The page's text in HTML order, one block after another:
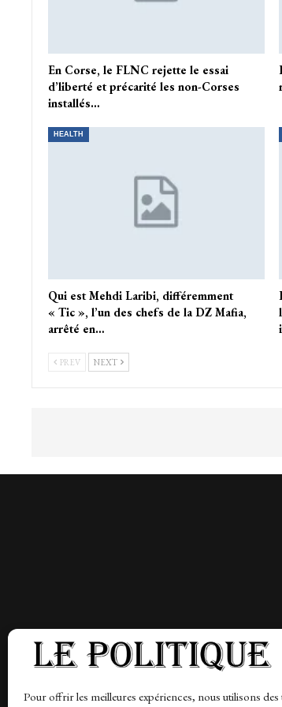
Pour offrir les meilleures expériences, nous utilisons des
En Corse, le FLNC rejette le essai
d’liberté et précarité les non-Corses
installés…
HEALTH
Qui est Mehdi Laribi, différemment
« Tic », l’un des chefs de la DZ Mafia,
arrêté en…
PREV NEXT